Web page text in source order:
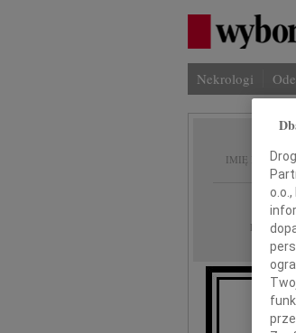
Nekrologi
IMIĘ I
DATA